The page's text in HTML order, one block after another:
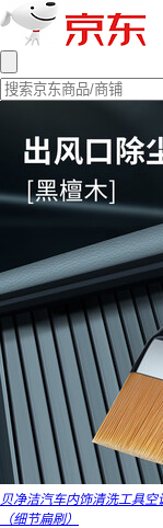
贝净洁汽车内饰清洗工具
（细节扁刷）